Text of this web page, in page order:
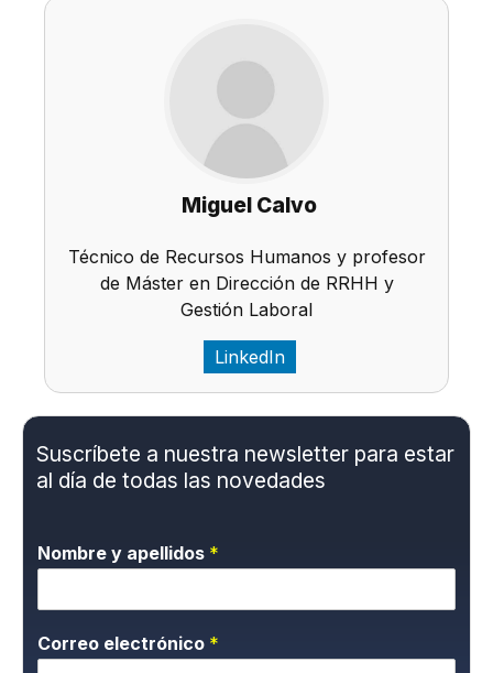
Miguel Calvo
Técnico de Recursos Humanos y profesor
de Máster en Dirección de RRHH y
Gestión Laboral
LinkedIn
Suscríbete a nuestra newsletter para estar
al día de todas las novedades
Nombre y apellidos *
Correo electrónico *